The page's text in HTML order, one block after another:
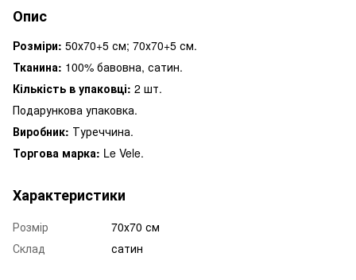
Опис
Розміри: 50х70+5 см; 70х70+5 см.
Тканина: 100% бавовна, сатин.
Кількість в упаковці: 2 шт.
Подарункова упаковка.
Виробник: Туреччина.
Торгова марка: Le Vele.
Характеристики
Розмір
70х70 см
Склад
сатин